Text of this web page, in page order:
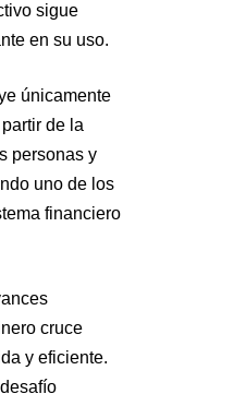
sigue
en su uso.
únicamente
de la
personas y
uno de los
financiero
cruce
y eficiente.